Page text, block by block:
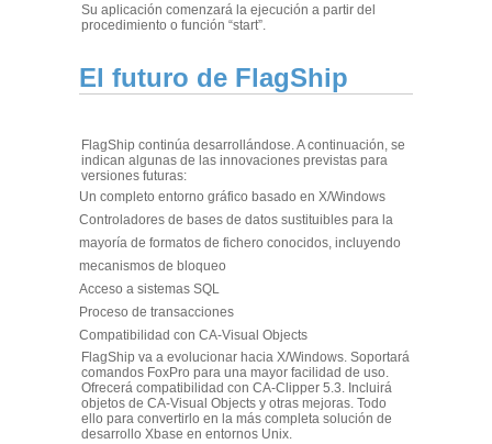
Su aplicación comenzará la ejecución a partir del
procedimiento o función “start”.
El futuro de FlagShip
FlagShip continúa desarrollándose. A continuación, se
indican algunas de las innovaciones previstas para
versiones futuras:
Un completo entorno gráfico basado en X/Windows
Controladores de bases de datos sustituibles para la
mayoría de formatos de fichero conocidos, incluyendo
mecanismos de bloqueo
Acceso a sistemas SQL
Proceso de transacciones
Compatibilidad con CA-Visual Objects
FlagShip va a evolucionar hacia X/Windows. Soportará
comandos FoxPro para una mayor facilidad de uso.
Ofrecerá compatibilidad con CA-Clipper 5.3. Incluirá
objetos de CA-Visual Objects y otras mejoras. Todo
ello para convertirlo en la más completa solución de
desarrollo Xbase en entornos Unix.